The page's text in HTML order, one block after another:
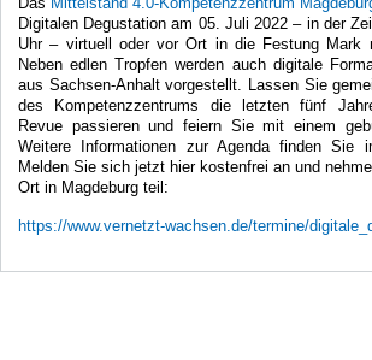
Digitalen Degustation am 05. Juli 2022 – in der
Uhr – virtuell oder vor Ort in die Festung Mark
Neben edlen Tropfen werden auch digitale
aus Sachsen-Anhalt vorgestellt.
Lassen Sie
des Kompetenzzentrums die letzten fünf
Revue passieren und feiern Sie mit einem
Weitere Informationen zur Agenda finden Sie
Melden Sie sich jetzt hier kostenfrei an und
Ort in Magdeburg teil:
https://www.vernetzt-wachsen.de/termine/